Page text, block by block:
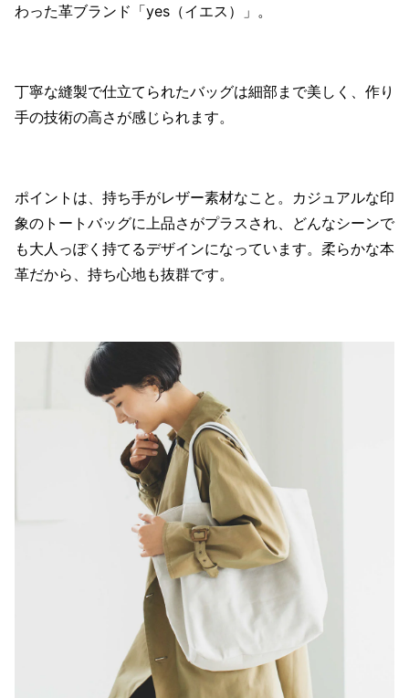
わった革ブランド「yes（イエス）」。
丁寧な縫製で仕立てられたバッグは細部まで美しく、作り
手の技術の高さが感じられます。
ポイントは、持ち手がレザー素材なこと。カジュアルな印
象のトートバッグに上品さがプラスされ、どんなシーンで
も大人っぽく持てるデザインになっています。柔らかな本
革だから、持ち心地も抜群です。